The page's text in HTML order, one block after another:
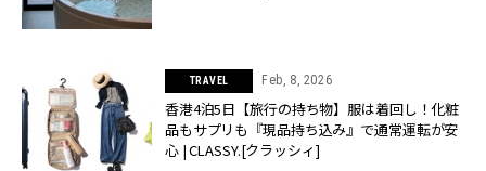
TRAVEL Feb, 8, 2026
香港4泊5日【旅行の持ち物】服は着回し！化粧
品もサプリも『現品持ち込み』で通常運転が安
心 | CLASSY.[クラッシィ]